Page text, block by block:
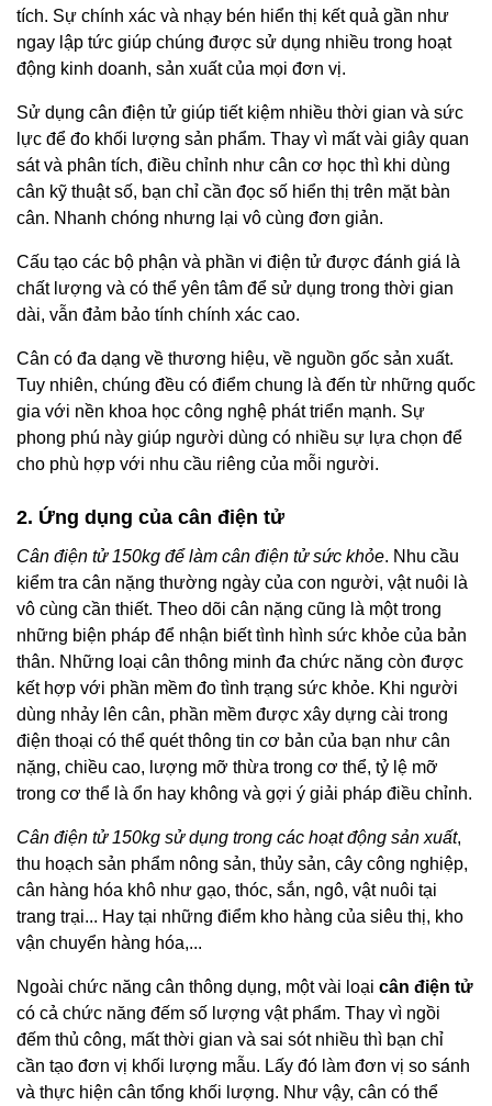
tích. Sự chính xác và nhạy bén hiển thị kết quả gần như
ngay lập tức giúp chúng được sử dụng nhiều trong hoạt
động kinh doanh, sản xuất của mọi đơn vị.
Sử dụng cân điện tử giúp tiết kiệm nhiều thời gian và sức
lực để đo khối lượng sản phẩm. Thay vì mất vài giây quan
sát và phân tích, điều chỉnh như cân cơ học thì khi dùng
cân kỹ thuật số, bạn chỉ cần đọc số hiển thị trên mặt bàn
cân. Nhanh chóng nhưng lại vô cùng đơn giản.
Cấu tạo các bộ phận và phần vi điện tử được đánh giá là
chất lượng và có thể yên tâm để sử dụng trong thời gian
dài, vẫn đảm bảo tính chính xác cao.
Cân có đa dạng về thương hiệu, về nguồn gốc sản xuất.
Tuy nhiên, chúng đều có điểm chung là đến từ những quốc
gia với nền khoa học công nghệ phát triển mạnh. Sự
phong phú này giúp người dùng có nhiều sự lựa chọn để
cho phù hợp với nhu cầu riêng của mỗi người.
2. Ứng dụng của cân điện tử
Cân điện tử 150kg để làm cân điện tử sức khỏe. Nhu cầu
kiểm tra cân nặng thường ngày của con người, vật nuôi là
vô cùng cần thiết. Theo dõi cân nặng cũng là một trong
những biện pháp để nhận biết tình hình sức khỏe của bản
thân. Những loại cân thông minh đa chức năng còn được
kết hợp với phần mềm đo tình trạng sức khỏe. Khi người
dùng nhảy lên cân, phần mềm được xây dựng cài trong
điện thoại có thể quét thông tin cơ bản của bạn như cân
nặng, chiều cao, lượng mỡ thừa trong cơ thể, tỷ lệ mỡ
trong cơ thể là ổn hay không và gợi ý giải pháp điều chỉnh.
Cân điện tử 150kg sử dụng trong các hoạt động sản xuất,
thu hoạch sản phẩm nông sản, thủy sản, cây công nghiệp,
cân hàng hóa khô như gạo, thóc, sắn, ngô, vật nuôi tại
trang trại... Hay tại những điểm kho hàng của siêu thị, kho
vận chuyển hàng hóa,...
Ngoài chức năng cân thông dụng, một vài loại cân điện tử
có cả chức năng đếm số lượng vật phẩm. Thay vì ngồi
đếm thủ công, mất thời gian và sai sót nhiều thì bạn chỉ
cần tạo đơn vị khối lượng mẫu. Lấy đó làm đơn vị so sánh
và thực hiện cân tổng khối lượng. Như vậy, cân có thể